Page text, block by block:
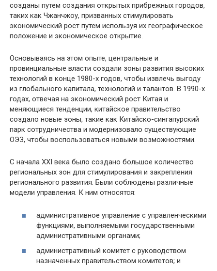
созданы путем создания открытых прибрежных городов,
таких как Чжанчжоу, призванных стимулировать
экономический рост путем используя их географическое
положение и экономическое открытие.
Основываясь на этом опыте, центральные и
провинциальные власти создали зоны развития высоких
технологий в конце 1980-х годов, чтобы извлечь выгоду
из глобального капитала, технологий и талантов. В 1990-х
годах, отвечая на экономический рост Китая и
меняющиеся тенденции, китайское правительство
создало новые зоны, такие как Китайско-сингапурский
парк сотрудничества и модернизовало существующие
ОЭЗ, чтобы воспользоваться новыми возможностями.
С начала XXI века было создано большое количество
региональных зон для стимулирования и закрепления
регионального развития. Были соблюдены различные
модели управления. К ним относятся:
административное управление с управленческими
функциями, выполняемыми государственными
административными органами;
административный комитет с руководством
назначенных правительством комитетов; и